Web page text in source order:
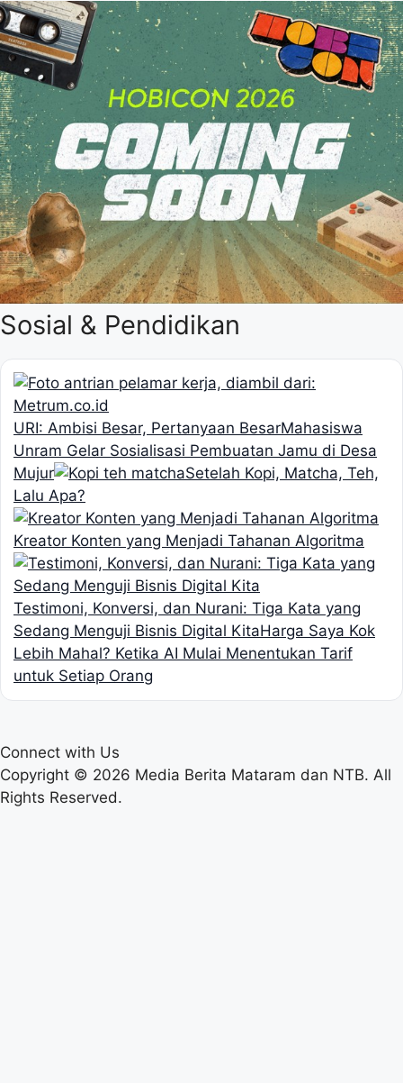
Sosial & Pendidikan
URI: Ambisi Besar, Pertanyaan BesarMahasiswa
Unram Gelar Sosialisasi Pembuatan Jamu di Desa
Mujur
Setelah Kopi, Matcha, Teh,
Lalu Apa?
Kreator Konten yang Menjadi Tahanan Algoritma
Testimoni, Konversi, dan Nurani: Tiga Kata yang
Sedang Menguji Bisnis Digital KitaHarga Saya Kok
Lebih Mahal? Ketika AI Mulai Menentukan Tarif
untuk Setiap Orang
Connect with Us
Copyright © 2026 Media Berita Mataram dan NTB. All
Rights Reserved.